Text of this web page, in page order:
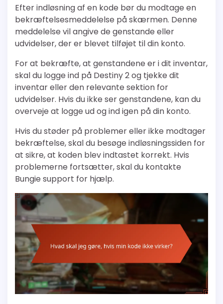
Efter indløsning af en kode bør du modtage en
bekræftelsesmeddelelse på skærmen. Denne
meddelelse vil angive de genstande eller
udvidelser, der er blevet tilføjet til din konto.
For at bekræfte, at genstandene er i dit inventar,
skal du logge ind på Destiny 2 og tjekke dit
inventar eller den relevante sektion for
udvidelser. Hvis du ikke ser genstandene, kan du
overveje at logge ud og ind igen på din konto.
Hvis du støder på problemer eller ikke modtager
bekræftelse, skal du besøge indløsningssiden for
at sikre, at koden blev indtastet korrekt. Hvis
problemerne fortsætter, skal du kontakte
Bungie support for hjælp.